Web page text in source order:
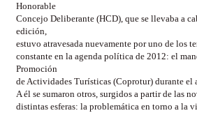
Honorable
Concejo Deliberante (HCD), que se llevaba a
edición,
estuvo atravesada nuevamente por uno de los
constante en la agenda política de 2012: el
Promoción
de Actividades Turísticas (Coprotur) durante el
A él se sumaron otros, surgidos a partir de las
distintas esferas: la problemática en torno a la